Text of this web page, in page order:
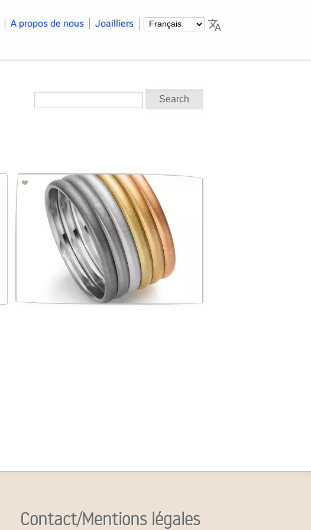
A propos de nous Joailliers
Search
Contact/Mentions légales